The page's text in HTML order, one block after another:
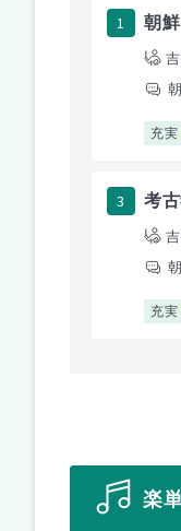
1 朝
充実
3 考
充実
楽